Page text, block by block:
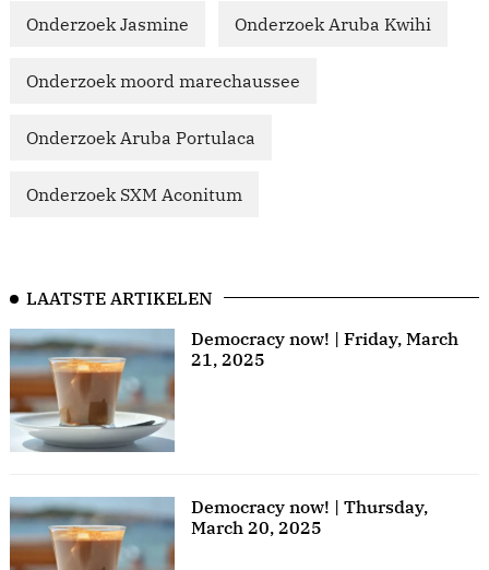
Onderzoek Jasmine Onderzoek Aruba Kwihi
Onderzoek moord marechaussee
Onderzoek Aruba Portulaca
Onderzoek SXM Aconitum
LAATSTE ARTIKELEN
Democracy now! | Friday, March
21, 2025
Democracy now! | Thursday,
March 20, 2025